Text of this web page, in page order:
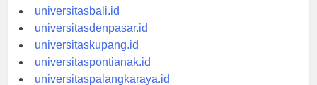
universitasbanten.id
universitasbali.id
universitasdenpasar.id
universitaskupang.id
universitaspontianak.id